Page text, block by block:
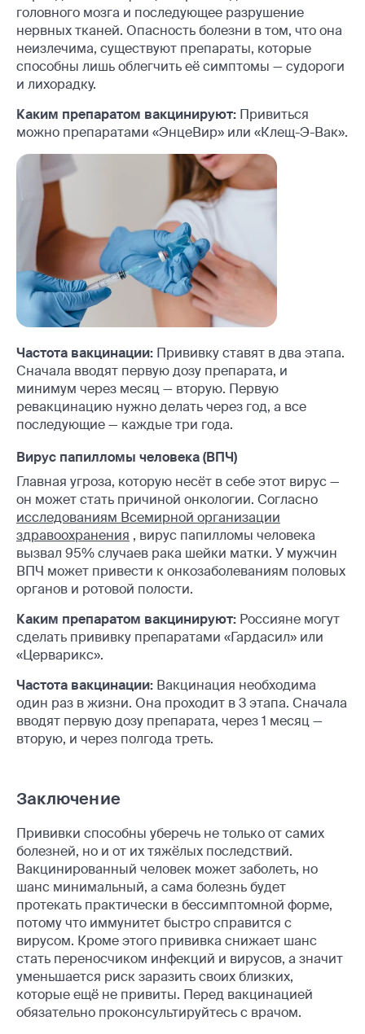
головного мозга и последующее разрушение
нервных тканей. Опасность болезни в том, что она
неизлечима, существуют препараты, которые
способны лишь облегчить её симптомы — судороги
и лихорадку.
Каким препаратом вакцинируют: Привиться
можно препаратами «ЭнцеВир» или «Клещ-Э-Вак».
Частота вакцинации: Прививку ставят в два этапа.
Сначала вводят первую дозу препарата, и
минимум через месяц — вторую. Первую
ревакцинацию нужно делать через год, а все
последующие — каждые три года.
Вирус папилломы человека (ВПЧ)
Главная угроза, которую несёт в себе этот вирус —
он может стать причиной онкологии. Согласно
исследованиям Всемирной организации
здравоохранения , вирус папилломы человека
вызвал 95% случаев рака шейки матки. У мужчин
ВПЧ может привести к онкозаболеваниям половых
органов и ротовой полости.
Каким препаратом вакцинируют: Россияне могут
сделать прививку препаратами «Гардасил» или
«Церварикс».
Частота вакцинации: Вакцинация необходима
один раз в жизни. Она проходит в 3 этапа. Сначала
вводят первую дозу препарата, через 1 месяц —
вторую, и через полгода треть.
Заключение
Прививки способны уберечь не только от самих
болезней, но и от их тяжёлых последствий.
Вакцинированный человек может заболеть, но
шанс минимальный, а сама болезнь будет
протекать практически в бессимптомной форме,
потому что иммунитет быстро справится с
вирусом. Кроме этого прививка снижает шанс
стать переносчиком инфекций и вирусов, а значит
уменьшается риск заразить своих близких,
которые ещё не привиты. Перед вакцинацией
обязательно проконсультируйтесь с врачом.